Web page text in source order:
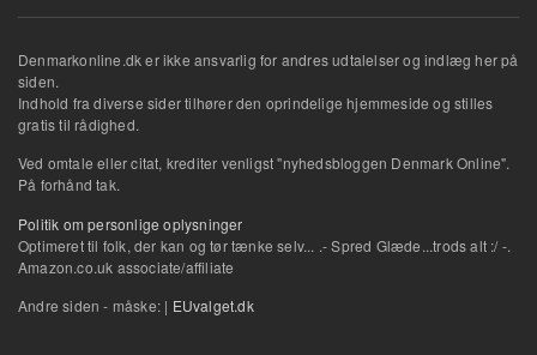
Denmarkonline.dk er ikke ansvarlig for andres udtalelser og indlæg her på
siden.
Indhold fra diverse sider tilhører den oprindelige hjemmeside og stilles
gratis til rådighed.
Ved omtale eller citat, krediter venligst "nyhedsbloggen Denmark Online".
På forhånd tak.
Politik om personlige oplysninger
Optimeret til folk, der kan og tør tænke selv... .- Spred Glæde...trods alt :/ -.
Amazon.co.uk associate/affiliate
Andre siden - måske: | EUvalget.dk